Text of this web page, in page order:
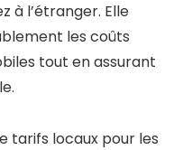
à l’étranger. Elle
les coûts
tout en assurant
tarifs locaux pour les